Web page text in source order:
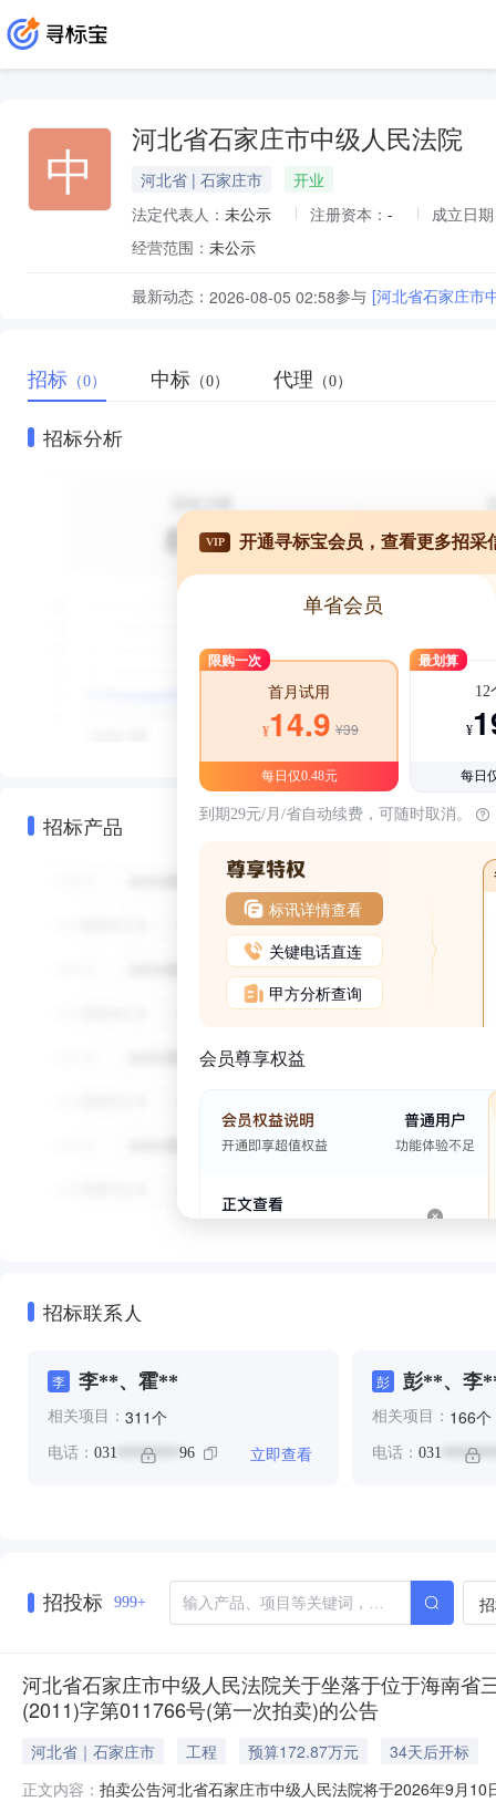
中 河北省石家庄市中级人民法院
河北省 | 石家庄市
开业
法定代表人： 未公示 注册资本： -
成立日
经营范围： 未公示
最新动态： 2026-08-05 02:58参与 [河北省石家庄市
招标 （0） 中标 （0） 代理 （0）
招标分析
招标产品
VIP 开通寻标宝会员，查看更多招采
单省会员
限购一次
首月试用
¥14.9 ¥39
每日仅0.48元
最划算
12
¥
每日
到期29元/月/省自动续费，可随时取消。
标讯详情查看
关键电话直连
甲方分析查询
会员尊享权益
招标联系人
李 李**、霍**
相关项目： 311个
电话： 031 ******** 96 立即查看
彭 彭**、李
相关项目： 166个
电话： 031
招投标 999+
河北省石家庄市中级人民法院关于坐落于位于海南
(2011)字第011766号(第一次拍卖)的公告
河北省｜石家庄市 工程 预算172.87万元
34天后开标
正文内容： 拍卖公告河北省石家庄市中级人民法院将于2026年9月